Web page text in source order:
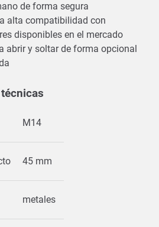
de forma segura
alta compatibilidad con
disponibles en el mercado
abrir y soltar de forma opcional
M14
45 mm
metales